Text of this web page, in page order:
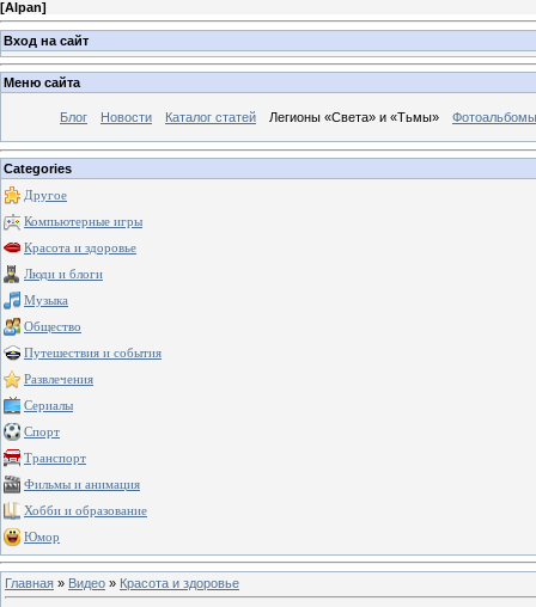
[Alpan]
Вход на сайт
Меню сайта
Блог Новости Каталог статей Легионы «Света» и «Тьмы» Фотоальбомы
Categories
Другое
Компьютерные игры
Красота и здоровье
Люди и блоги
Музыка
Общество
Путешествия и события
Развлечения
Сериалы
Спорт
Транспорт
Фильмы и анимация
Хобби и образование
Юмор
Главная » Видео » Красота и здоровье